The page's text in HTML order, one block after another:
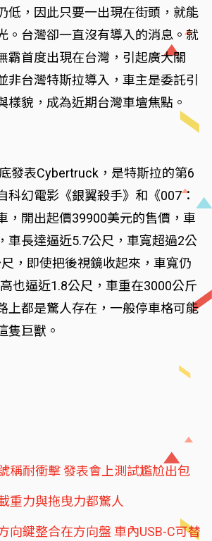
低，因此只要一出現在街頭，就能
。台灣卻一直沒有導入的消息。就
霸首度出現在台灣，引起廣大關
非台灣特斯拉導入，車主是委託引
樣貌，成為近期台灣車壇焦點。
發表Cybertruck，是特斯拉的第6
科幻電影《銀翼殺手》和《007：
，開出起價39900美元的售價，車
車長達逼近5.7公尺，車寬超過2公
，即使把後視鏡收起來，車寬仍
也逼近1.8公尺，車重在3000公斤
上都是驚人存在，一般停車格可能
隻巨獸。
稱耐衝擊 發表會上測試尷尬出包
重力與拖曳力都驚人
向鍵整合在方向盤 車內USB-C可替